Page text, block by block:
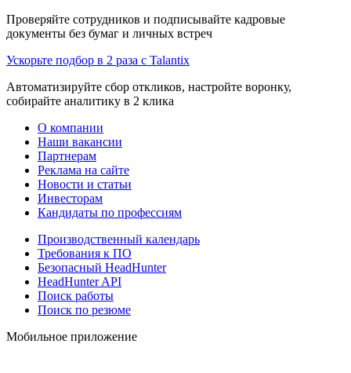
Проверяйте сотрудников и подписывайте кадровые
документы без бумаг и личных встреч
Ускорьте подбор в 2 раза с Talantix
Автоматизируйте сбор откликов, настройте воронку,
собирайте аналитику в 2 клика
О компании
Наши вакансии
Партнерам
Реклама на сайте
Новости и статьи
Инвесторам
Кандидаты по профессиям
Производственный календарь
Требования к ПО
Безопасный HeadHunter
HeadHunter API
Поиск работы
Поиск по резюме
Мобильное приложение